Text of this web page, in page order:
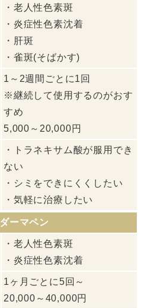
・老人性色素斑
・炎症性色素沈着
・肝斑
・雀斑(そばかす)
1～2週間ごとに1回
※継続して使用するのがおす
すめ
5,000～20,000円
・トラネキサム酸が服用でき
ない
・シミをできにくくしたい
・気軽に治療したい
ダーマペン
・老人性色素斑
・炎症性色素沈着
1ヶ月ごとに5回～
20,000～40,000円